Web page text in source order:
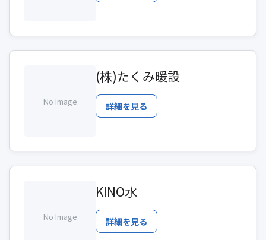
No Image
(株)たくみ暖設
詳細を見る
No Image
KINO水
詳細を見る